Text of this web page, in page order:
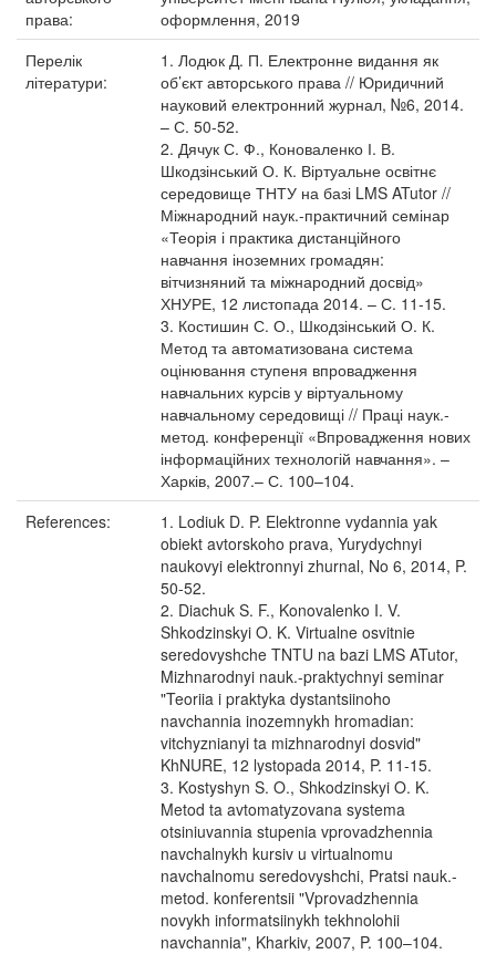
права:
оформлення, 2019
Перелік
літератури:
1. Лодюк Д. П. Електронне видання як
об’єкт авторського права // Юридичний
науковий електронний журнал, №6, 2014.
– С. 50-52.
2. Дячук С. Ф., Коноваленко І. В.
Шкодзінський О. К. Віртуальне освітнє
середовище ТНТУ на базі LMS ATutor //
Міжнародний наук.-практичний семінар
«Теорія і практика дистанційного
навчання іноземних громадян:
вітчизняний та міжнародний досвід»
ХНУРЕ, 12 листопада 2014. – С. 11-15.
3. Костишин С. О., Шкодзінський О. К.
Метод та автоматизована система
оцінювання ступеня впровадження
навчальних курсів у віртуальному
навчальному середовищі // Праці наук.-
метод. конференції «Впровадження нових
інформаційних технологій навчання». –
Харків, 2007.– С. 100–104.
References:
1. Lodiuk D. P. Elektronne vydannia yak
obiekt avtorskoho prava, Yurydychnyi
naukovyi elektronnyi zhurnal, No 6, 2014, P.
50-52.
2. Diachuk S. F., Konovalenko I. V.
Shkodzinskyi O. K. Virtualne osvitnie
seredovyshche TNTU na bazi LMS ATutor,
Mizhnarodnyi nauk.-praktychnyi seminar
"Teoriia i praktyka dystantsiinoho
navchannia inozemnykh hromadian:
vitchyznianyi ta mizhnarodnyi dosvid"
KhNURE, 12 lystopada 2014, P. 11-15.
3. Kostyshyn S. O., Shkodzinskyi O. K.
Metod ta avtomatyzovana systema
otsiniuvannia stupenia vprovadzhennia
navchalnykh kursiv u virtualnomu
navchalnomu seredovyshchi, Pratsi nauk.-
metod. konferentsii "Vprovadzhennia
novykh informatsiinykh tekhnolohii
navchannia", Kharkiv, 2007, P. 100–104.